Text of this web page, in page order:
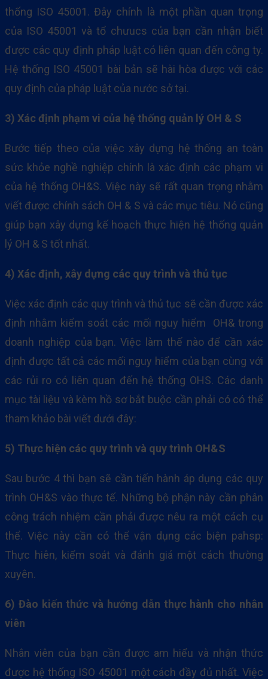
thống ISO 45001. Đây chính là một phần quan trọng
của ISO 45001 và tổ chưucs của bạn cần nhận biết
được các quy định pháp luật có liên quan đến công ty.
Hệ thống ISO 45001 bài bản sẽ hài hòa được với các
quy định của pháp luật của nước sở tại.
3) Xác định phạm vi của hệ thống quản lý OH & S
Bước tiếp theo của việc xây dựng hệ thống an toàn
sức khỏe nghề nghiệp chính là xác định các phạm vi
của hệ thống OH&S. Việc này sẽ rất quan trọng nhằm
viết được chính sách OH & S và các mục tiêu. Nó cũng
giúp bạn xây dựng kế hoạch thực hiện hệ thống quản
lý OH & S tốt nhất.
4) Xác định, xây dựng các quy trình và thủ tục
Việc xác định các quy trình và thủ tục sẽ cần được xác
định nhằm kiểm soát các mối nguy hiểm OH& trong
doanh nghiệp của bạn. Việc làm thế nào để cần xác
định được tất cả các mối nguy hiểm của bạn cùng với
các rủi ro có liên quan đến hệ thống OHS. Các danh
mục tài liệu và kèm hồ sơ bắt buộc cần phải có có thể
tham khảo bài viết dưới đây:
5) Thực hiện các quy trình và quy trình OH&S
Sau bước 4 thì bạn sẽ cần tiến hành áp dụng các quy
trình OH&S vào thực tế. Những bộ phận này cần phân
công trách nhiệm cần phải được nêu ra một cách cụ
thể. Việc này cần có thể vận dụng các biện pahsp:
Thực hiên, kiểm soát và đánh giá một cách thường
xuyên.
6) Đào kiến thức và hướng dẫn thực hành cho nhân
viên
Nhân viên của bạn cần được am hiểu và nhận thức
được hệ thống ISO 45001 một cách đầy đủ nhất. Việc